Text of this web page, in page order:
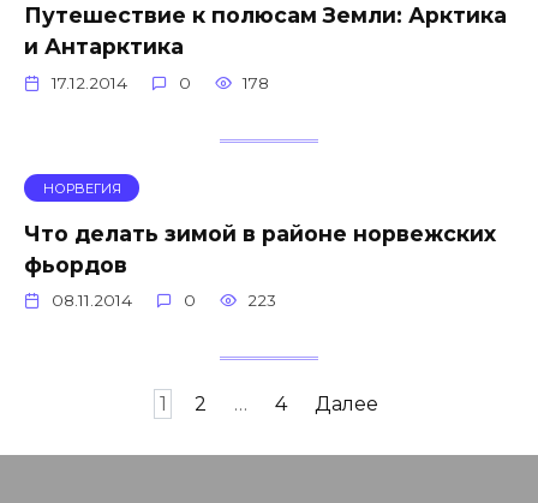
Путешествие к полюсам Земли: Арктика
и Антарктика
17.12.2014 0 178
НОРВЕГИЯ
Что делать зимой в районе норвежских
фьордов
08.11.2014 0 223
записям
1 2 … 4 Далее